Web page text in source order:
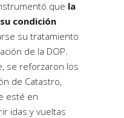
que la
condición
su tratamiento
de la DOP.
se reforzaron los
de Catastro,
esté en
idas y vueltas